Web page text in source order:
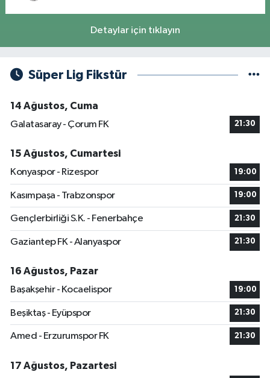
Detaylar için tıklayın
Süper Lig Fikstür
14 Ağustos, Cuma
Galatasaray - Çorum FK
21:30
15 Ağustos, Cumartesi
Konyaspor - Rizespor
19:00
Kasımpaşa - Trabzonspor 19:00
Gençlerbirliği S.K. - Fenerbahçe 21:30
Gaziantep FK - Alanyaspor 21:30
16 Ağustos, Pazar
Başakşehir - Kocaelispor
19:00
Beşiktaş - Eyüpspor 21:30
Amed - Erzurumspor FK 21:30
17 Ağustos, Pazartesi